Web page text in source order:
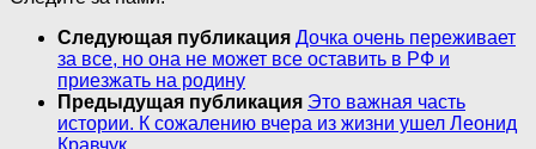
Следующая публикация Дочка очень переживает
за все, но она не может все оставить в РФ и
приезжать на родину
Предыдущая публикация Это важная часть
истории. К сожалению вчера из жизни ушел Леонид